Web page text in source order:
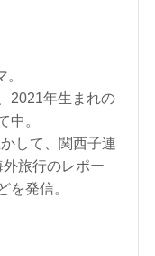
2021年生まれの
中。
して、関西子連
旅行のレポー
を発信。